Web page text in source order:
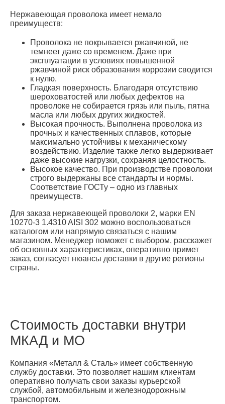
Нержавеющая проволока имеет немало
преимуществ:
Проволока не покрывается ржавчиной, не
темнеет даже со временем. Даже при
эксплуатации в условиях повышенной
ржавчиной риск образования коррозии сводится
к нулю.
Гладкая поверхность. Благодаря отсутствию
шероховатостей или любых дефектов на
проволоке не собирается грязь или пыль, пятна
масла или любых других жидкостей.
Высокая прочность. Выполнена проволока из
прочных и качественных сплавов, которые
максимально устойчивы к механическому
воздействию. Изделие также легко выдерживает
даже высокие нагрузки, сохраняя целостность.
Высокое качество. При производстве проволоки
строго выдержаны все стандарты и нормы.
Соответствие ГОСТу – одно из главных
преимуществ.
Для заказа нержавеющей проволоки 2, марки EN
10270-3 1.4310 AISI 302 можно воспользоваться
каталогом или напрямую связаться с нашим
магазином. Менеджер поможет с выбором, расскажет
об основных характеристиках, оперативно примет
заказ, согласует нюансы доставки в другие регионы
страны.
Стоимость доставки внутри
МКАД и МО
Компания «Металл & Сталь» имеет собственную
службу доставки. Это позволяет нашим клиентам
оперативно получать свои заказы курьерской
службой, автомобильным и железнодорожным
транспортом.